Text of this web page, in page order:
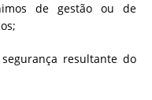
de gestão ou de
segurança resultante do